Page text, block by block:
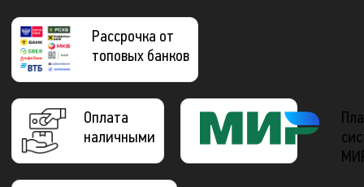
Рассрочка от
топовых банков
Оплата
наличными